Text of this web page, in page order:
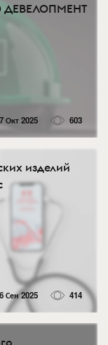
ДЕВЕЛОПМЕНТ
Окт 2025 603
изделий
Сен 2025 414